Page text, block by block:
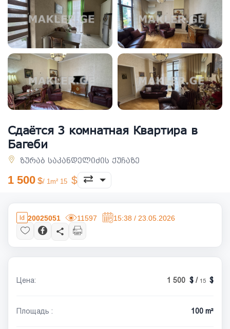
Сдаётся 3 комнатная Квартира в
Багеби
ზურაბ საკანდელიძის ქუჩაზე
1 500 / 1m² 15
20025051 11597 15:38 / 23.05.2026
Цена: 1 500 / 15
Площадь : 100 m²